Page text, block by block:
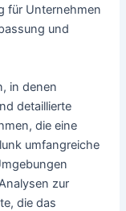
für Unternehmen
und
in denen
detaillierte
die eine
umfangreiche
zur
die das